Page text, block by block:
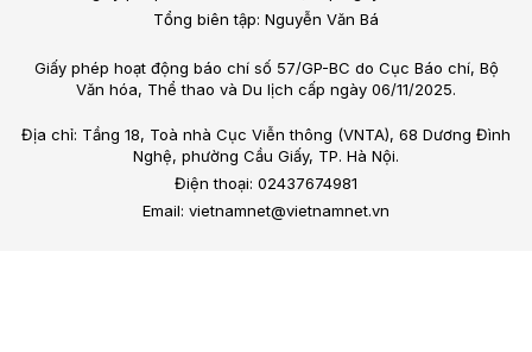
Tổng biên tập: Nguyễn Văn Bá
Giấy phép hoạt động báo chí số 57/GP-BC do Cục Báo chí, Bộ
Văn hóa, Thể thao và Du lịch cấp ngày 06/11/2025.
Địa chỉ: Tầng 18, Toà nhà Cục Viễn thông (VNTA), 68 Dương Đình
Nghệ, phường Cầu Giấy, TP. Hà Nội.
Điện thoại: 02437674981
Email: vietnamnet@vietnamnet.vn